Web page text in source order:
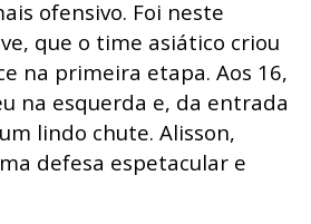
ofensivo. Foi neste
que o time asiático criou
na primeira etapa. Aos 16,
na esquerda e, da entrada
lindo chute. Alisson,
defesa espetacular e